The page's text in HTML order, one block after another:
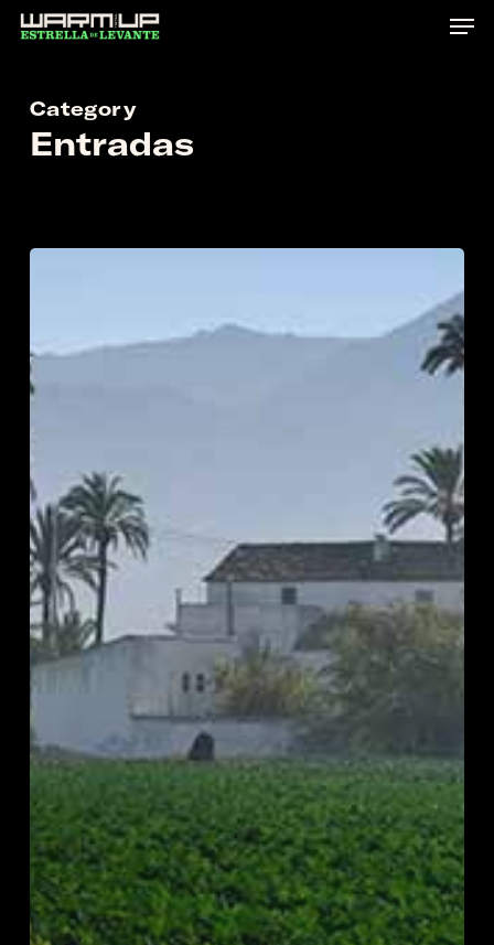
Skip
content
Category
Entradas